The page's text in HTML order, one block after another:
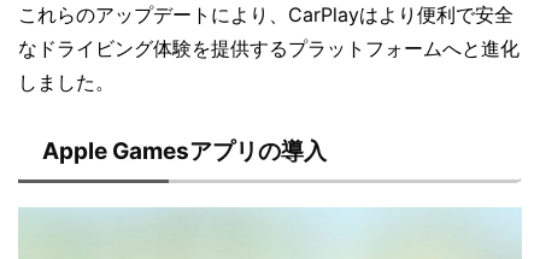
これらのアップデートにより、CarPlayはより便利で安全
なドライビング体験を提供するプラットフォームへと進化
しました。
Apple Gamesアプリの導入